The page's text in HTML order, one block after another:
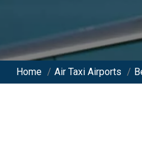
Home / Air Taxi Airports /